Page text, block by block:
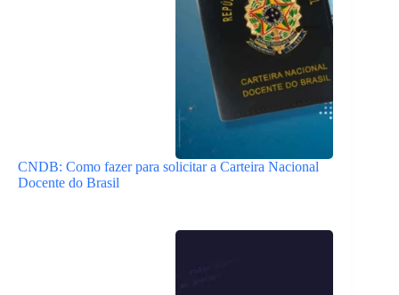
CNDB: Como fazer para solicitar a Carteira Nacional
Docente do Brasil